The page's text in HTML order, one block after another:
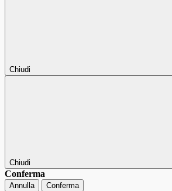
Chiudi
Chiudi
Conferma
Annulla Conferma